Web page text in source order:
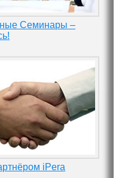
Семинары –
iPera